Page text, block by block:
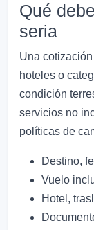
Qué
seria
Una
hoteles o
condición
servicios no
políticas de
Destino,
Vuelo
Hotel,